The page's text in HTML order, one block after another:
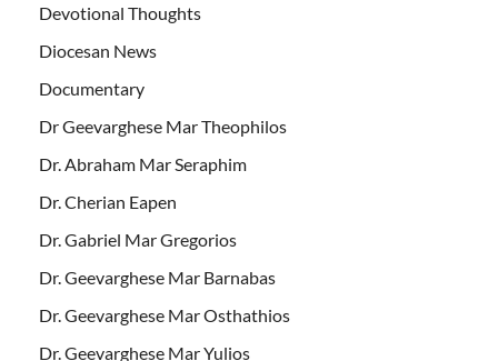
Devotional Thoughts
Diocesan News
Documentary
Dr Geevarghese Mar Theophilos
Dr. Abraham Mar Seraphim
Dr. Cherian Eapen
Dr. Gabriel Mar Gregorios
Dr. Geevarghese Mar Barnabas
Dr. Geevarghese Mar Osthathios
Dr. Geevarghese Mar Yulios